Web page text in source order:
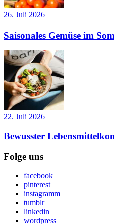
26. Juli 2026
Saisonales Gemüse im
22. Juli 2026
Bewusster
Folge uns
facebook
pinterest
instagramm
tumblr
linkedin
wordpress